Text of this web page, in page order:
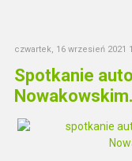
czwartek, 16 wrzesień 2021
Spotkanie
Nowakowskim.